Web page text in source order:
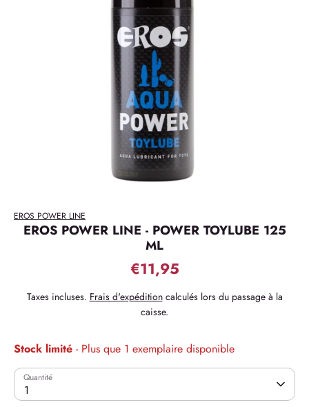
EROS POWER LINE
EROS POWER LINE - POWER TOYLUBE 125
ML
€11,95
Taxes incluses. Frais d'expéditioncalculés lors du passage à la
caisse.
Stock limité - Plus que 1 exemplaire disponible
Quantité
1